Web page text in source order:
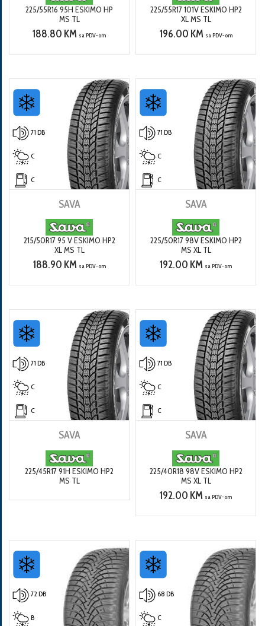
225/55R16 95H ESKIMO HP
MS TL
188.80 KM sa PDV-om
225/55R17 101V ESKIMO HP2
XL MS TL
196.00 KM sa PDV-om
71 DB
C
C
SAVA
215/50R17 95 V ESKIMO HP2
XL MS TL
188.90 KM sa PDV-om
71 DB
C
C
SAVA
225/50R17 98V ESKIMO HP2
MS XL TL
192.00 KM sa PDV-om
71 DB
C
C
SAVA
225/45R17 91H ESKIMO HP2
MS TL
71 DB
C
C
SAVA
225/40R18 98V ESKIMO HP2
MS XL TL
192.00 KM sa PDV-om
72 DB
B
68 DB
C